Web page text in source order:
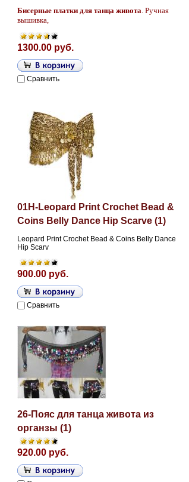
Бисерные платки для танца живота. Ручная
вышивка,
1300.00 руб.
Сравнить
01H-Leopard Print Crochet Bead &
Coins Belly Dance Hip Scarve (1)
Leopard Print Crochet Bead & Coins Belly Dance
Hip Scarv
900.00 руб.
Сравнить
26-Пояс для танца живота из
органзы (1)
920.00 руб.